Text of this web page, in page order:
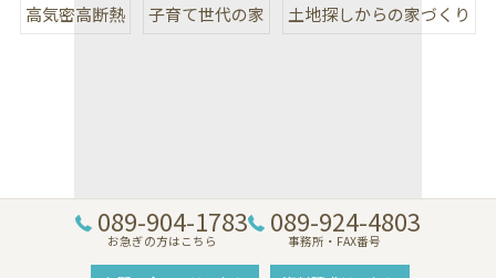
高気密高断熱
子育て世代の家 土地探しからの家づくり
089-904-1783
お急ぎの方はこちら
089-924-4803
事務所・FAX番号